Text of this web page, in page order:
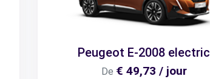
Peugeot E-2008 electric
De € 49,73 / jour